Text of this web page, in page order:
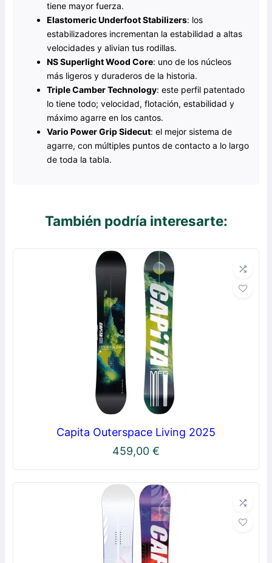
tiene mayor fuerza.
Elastomeric Underfoot Stabilizers: los
estabilizadores incrementan la estabilidad a altas
velocidades y alivian tus rodillas.
NS Superlight Wood Core: uno de los núcleos
más ligeros y duraderos de la historia.
Triple Camber Technology: este perfil patentado
lo tiene todo; velocidad, flotación, estabilidad y
máximo agarre en los cantos.
Vario Power Grip Sidecut: el mejor sistema de
agarre, con múltiples puntos de contacto a lo largo
de toda la tabla.
También podría interesarte:
Capita Outerspace Living 2025
459,00 €